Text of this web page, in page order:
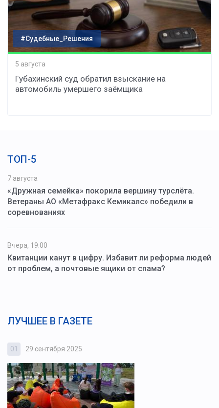
#Судебные_Решения
5 августа
Губахинский суд обратил взыскание на
автомобиль умершего заёмщика
ТОП-5
7 августа
«Дружная семейка» покорила вершину турслёта.
Ветераны АО «Метафракс Кемикалс» победили в
соревнованиях
Вчера, 19:00
Квитанции канут в цифру. Избавит ли реформа людей
от проблем, а почтовые ящики от спама?
ЛУЧШЕЕ В ГАЗЕТЕ
01 29 сентября 2025